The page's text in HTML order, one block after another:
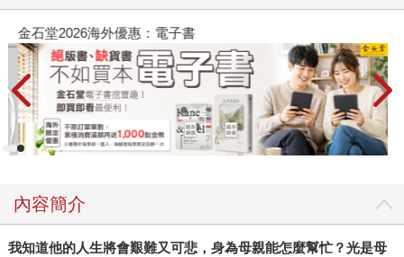
金石堂2026海外優惠：電子書
內容簡介
我知道他的人生將會艱難又可悲，身為母親能怎麼幫忙？光是母